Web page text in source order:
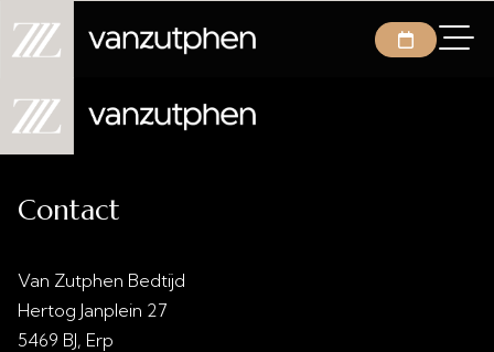
Contact
Van Zutphen Bedtijd
Hertog Janplein 27
5469 BJ, Erp